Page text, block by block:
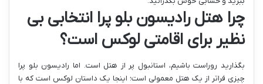
چرا هتل رادیسون بلو پرا انتخابی بی
نظیر برای اقامتی لوکس است؟
بگذارید روراست باشیم، استانبول پر از هتل است. اما رادیسون بلو پرا
چیزی فراتر از یک هتل معمولی است؛ اینجا یک داستان لوکس است که با